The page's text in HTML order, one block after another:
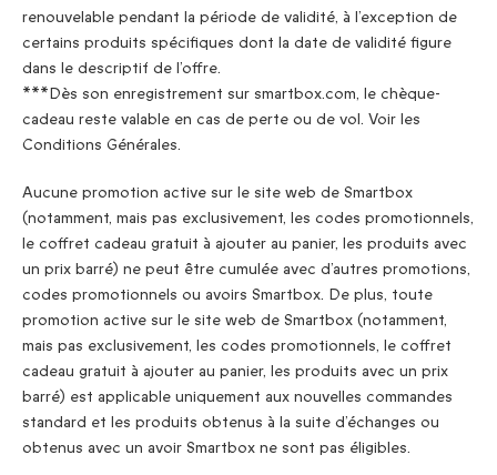
renouvelable pendant la période de validité, à l’exception de
certains produits spécifiques dont la date de validité figure
dans le descriptif de l’offre.
***Dès son enregistrement sur smartbox.com, le chèque-
cadeau reste valable en cas de perte ou de vol. Voir les
Conditions Générales.
Aucune promotion active sur le site web de Smartbox
(notamment, mais pas exclusivement, les codes promotionnels,
le coffret cadeau gratuit à ajouter au panier, les produits avec
un prix barré) ne peut être cumulée avec d’autres promotions,
codes promotionnels ou avoirs Smartbox. De plus, toute
promotion active sur le site web de Smartbox (notamment,
mais pas exclusivement, les codes promotionnels, le coffret
cadeau gratuit à ajouter au panier, les produits avec un prix
barré) est applicable uniquement aux nouvelles commandes
standard et les produits obtenus à la suite d’échanges ou
obtenus avec un avoir Smartbox ne sont pas éligibles.